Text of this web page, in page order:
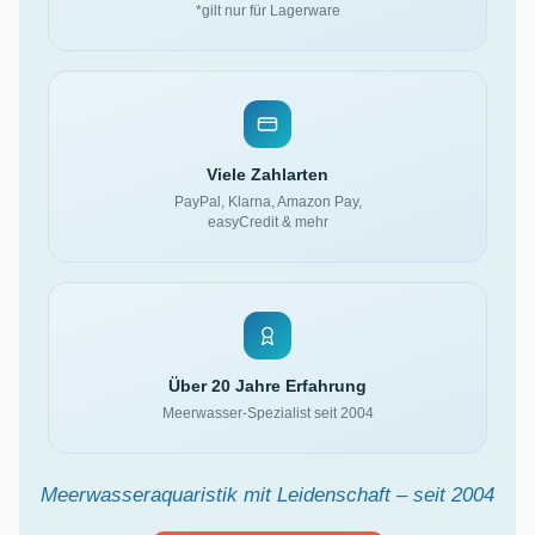
*gilt nur für Lagerware
Viele Zahlarten
PayPal, Klarna, Amazon Pay,
easyCredit & mehr
Über 20 Jahre Erfahrung
Meerwasser-Spezialist seit 2004
Meerwasseraquaristik mit Leidenschaft – seit 2004